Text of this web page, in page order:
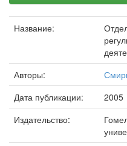
Название:
Авторы:
Дата публикации:
2005
Издательство: